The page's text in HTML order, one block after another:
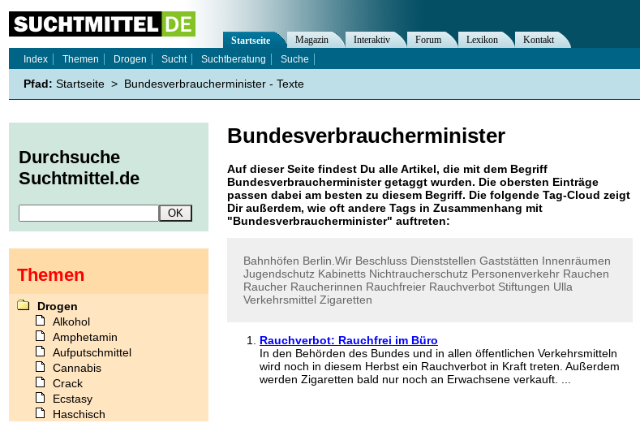
Bundesverbraucherminister
Auf dieser Seite findest Du alle Artikel, die mit dem Begriff
Bundesverbraucherministergetaggt wurden. Die obersten Einträge
passen dabei am besten zu diesem Begriff. Die folgende Tag-Cloud zeigt
Dir außerdem, wie oft andere Tags in Zusammenhang mit
"Bundesverbraucherminister" auftreten:
Bahnhöfen Berlin.Wir Beschluss Dienststellen Gaststätten Innenräumen
Jugendschutz Kabinetts Nichtraucherschutz Personenverkehr Rauchen
Raucher Raucherinnen Rauchfreier Rauchverbot Stiftungen Ulla
Verkehrsmittel Zigaretten
Rauchverbot: Rauchfrei im Büro
In den Behörden des Bundes und in allen öffentlichen Verkehrsmitteln
wird noch in diesem Herbst ein Rauchverbot in Kraft treten. Außerdem
werden Zigaretten bald nur noch an Erwachsene verkauft. ...
Startseite Magazin Interaktiv Forum Lexikon
Kontakt
Index
Themen Drogen Sucht Suchtberatung Suche
Pfad: Startseite > Bundesverbraucherminister - Texte
Durchsuche
Suchtmittel.de
Themen
Drogen
Alkohol
Amphetamin
Aufputschmittel
Cannabis
Crack
Ecstasy
Haschisch